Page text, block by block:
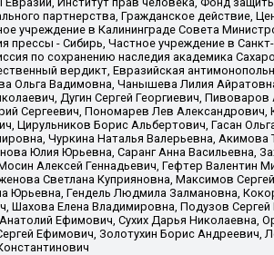
партнерства, Гражданское действие,
в Калининграде Совета
- Сибирь, Частное учреждение в
по сохранению наследия академика
вердикт, Евразийская
Ольга Вадимовна, Чанышева Лилия
Дугин Сергей Георгиевич,
Сергеевич, Пономарев Лев Александрович,
Цирульников Борис Альбертович, Гасан
Чуркина Наталья Валерьевна, Акимова
Юлия Юрьевна, Саранг Анна Васильевна,
Алексей Геннадьевич, Гефтер Валентин
Светлана Куприяновна, Максимов
Юрьевна, Гендель Людмила Залмановна,
Елена Владимировна, Подузов Сергей
Ефимович, Сухих Дарья Николаевна,
Ефимович, Золотухин Борис Андреевич,